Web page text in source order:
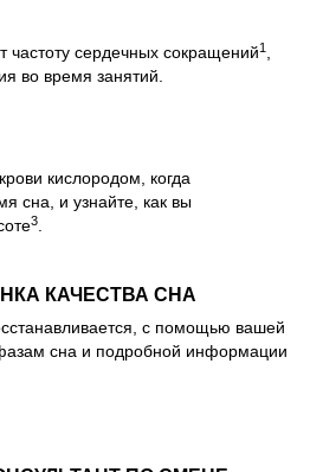
частоту сердечных сокращений1 ,
во время занятий.
кислородом, когда
сна, и узнайте, как вы
3
КАЧЕСТВА СНА
с помощью вашей
сна и подробной информации